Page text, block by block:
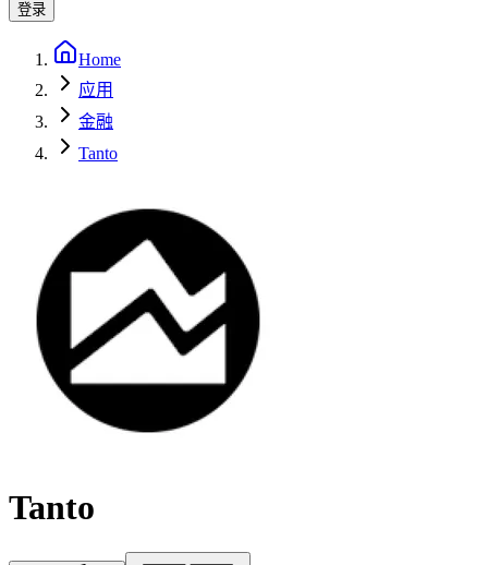
登录
Home
应用
金融
Tanto
Tanto